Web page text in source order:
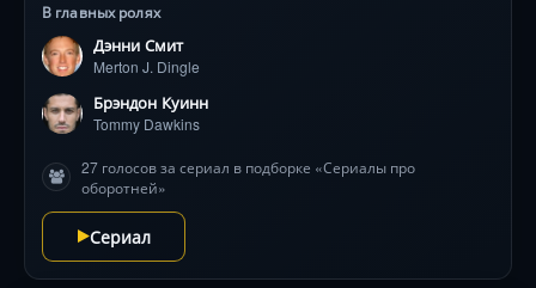
трансформации. Томми скрывает правду о своей
двойной сущности от одноклассников, родителей,
брата и своей девушки. Единственный человек,
которому Томми-оборотень поверяет свой секрет, —
самый непопулярный ученик школы, Мёртон Дингл,
Томми надеется, что Мёртон поможет ему найти
способ вновь стать нормальным человеком. А пока
лекарство не найдено, Томми будет использовать
сверхсилу оборотня для того, чтобы защищать свой
город от сил зла.
В главных ролях
Дэнни Смит
Merton J. Dingle
Брэндон Куинн
Tommy Dawkins
27 голосов за сериал в подборке «Сериалы про
оборотней»
Сериал